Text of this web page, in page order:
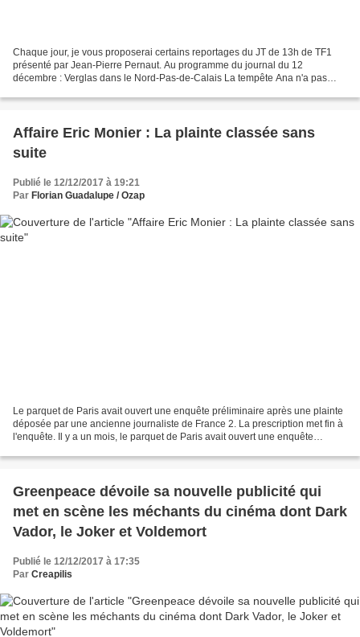
Chaque jour, je vous proposerai certains reportages du JT de 13h de TF1
présenté par Jean-Pierre Pernaut. Au programme du journal du 12
décembre : Verglas dans le Nord-Pas-de-Calais La tempête Ana n'a pas
Affaire Eric Monier : La plainte classée sans
suite
Publié le 12/12/2017 à 19:21
Par Florian Guadalupe / Ozap
Le parquet de Paris avait ouvert une enquête préliminaire après une plainte
déposée par une ancienne journaliste de France 2. La prescription met fin à
l'enquête. Il y a un mois, le parquet de Paris avait ouvert une enquête
Greenpeace dévoile sa nouvelle publicité qui
met en scène les méchants du cinéma dont Dark
Vador, le Joker et Voldemort
Publié le 12/12/2017 à 17:35
Par Creapilis